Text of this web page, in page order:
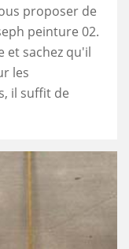
proposer de
peinture 02.
et sachez qu'il
les
il suffit de